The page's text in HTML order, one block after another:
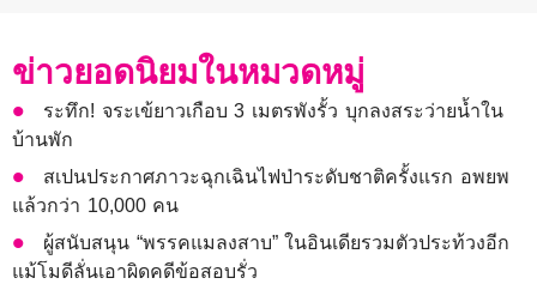
ข่าวยอดนิยมในหมวดหมู่
ระทึก! จระเข้ยาวเกือบ 3 เมตรพังรั้ว บุกลงสระว่ายน้ำใน
บ้านพัก
สเปนประกาศภาวะฉุกเฉินไฟป่าระดับชาติครั้งแรก อพยพ
แล้วกว่า 10,000 คน
ผู้สนับสนุน “พรรคแมลงสาบ” ในอินเดียรวมตัวประท้วงอีก
แม้โมดีลั่นเอาผิดคดีข้อสอบรั่ว